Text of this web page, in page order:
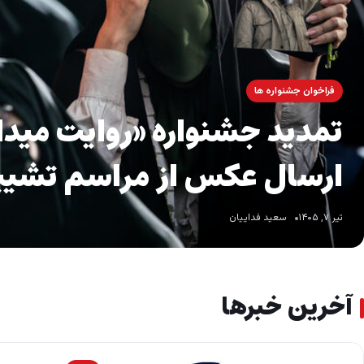
فراخوان جشنواره ها
تمدید جشنواره «روایت
ارسال عکس از مراسم
تیر ۷, ۱۴۰۵ سعید فداییان
آخرین خبرها